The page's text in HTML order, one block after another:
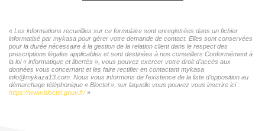
« Les informations recueillies sur ce formulaire sont enregistrées dans un fichier
informatisé par mykasa pour gérer votre demande de contact. Elles sont conservées
pour la durée nécessaire à la gestion de la relation client dans le respect des
prescriptions légales applicables et sont destinées à nos conseillers Conformément à
la loi « informatique et libertés », vous pouvez exercer votre droit d'accès aux
données vous concernant et les faire rectifier en contactant mykasa
info@mykaza13.com. Nous vous informons de l'existence de la liste d'opposition au
démarchage téléphonique « Bloctel », sur laquelle vous pouvez vous inscrire ici :
https://www.bloctel.gouv.fr/»